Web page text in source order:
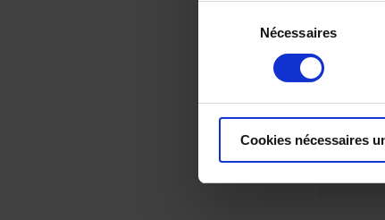
consentement
Nécessaires
Cookies nécessaires
essor